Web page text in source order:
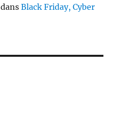
dansBlack Friday, Cyber